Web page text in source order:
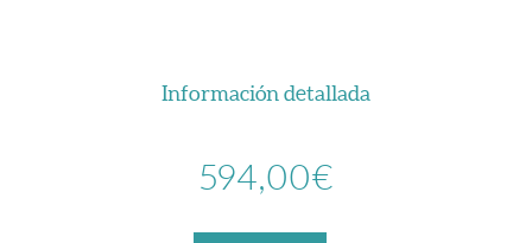
Información detallada
594,00€